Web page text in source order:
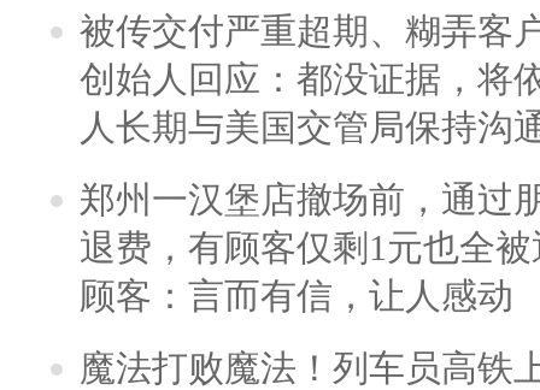
被传交付严重超期、糊弄客
创始人回应：都没证据，将
人长期与美国交管局保持沟
郑州一汉堡店撤场前，通过
退费，有顾客仅剩1元也全
顾客：言而有信，让人感动
魔法打败魔法！列车员高铁